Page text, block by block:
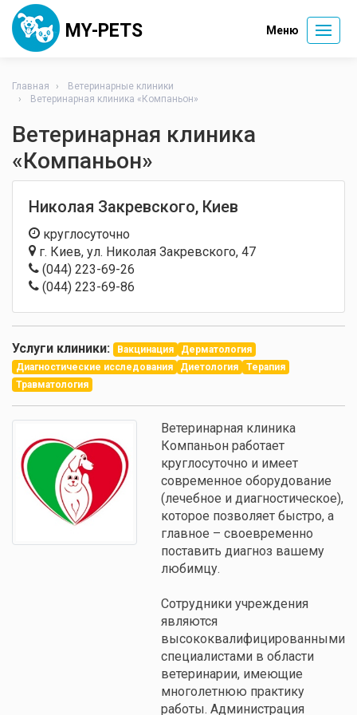
MY-PETS Меню
Главная
Ветеринарные клиники
Ветеринарная клиника «Компаньон»
Ветеринарная клиника
«Компаньон»
Николая Закревского, Киев
круглосуточно
г. Киев, ул. Николая Закревского, 47
(044) 223-69-26
(044) 223-69-86
Услуги клиники: Вакцинация
Дерматология
Диагностические исследования
Диетология
Терапия
Травматология
Ветеринарная клиника
Компаньон работает
круглосуточно и имеет
современное оборудование
(лечебное и диагностическое),
которое позволяет быстро, а
главное – своевременно
поставить диагноз вашему
любимцу.
Сотрудники учреждения
являются
высококвалифицированными
специалистами в области
ветеринарии, имеющие
многолетнюю практику
работы. Администрация